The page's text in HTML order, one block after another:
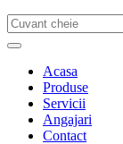
Acasa
Produse
Servicii
Angajari
Contact